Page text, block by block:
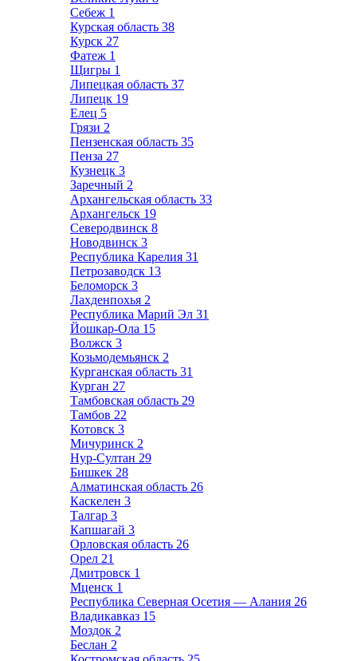
Себеж 1
Курская область 38
Курск 27
Фатеж 1
Щигры 1
Липецкая область 37
Липецк 19
Елец 5
Грязи 2
Пензенская область 35
Пенза 27
Кузнецк 3
Заречный 2
Архангельская область 33
Архангельск 19
Северодвинск 8
Новодвинск 3
Республика Карелия 31
Петрозаводск 13
Беломорск 3
Лахденпохья 2
Республика Марий Эл 31
Йошкар-Ола 15
Волжск 3
Козьмодемьянск 2
Курганская область 31
Курган 27
Тамбовская область 29
Тамбов 22
Котовск 3
Мичуринск 2
Нур-Султан 29
Бишкек 28
Алматинская область 26
Каскелен 3
Талгар 3
Капшагай 3
Орловская область 26
Орел 21
Дмитровск 1
Мценск 1
Республика Северная Осетия — Алания 26
Владикавказ 15
Моздок 2
Беслан 2